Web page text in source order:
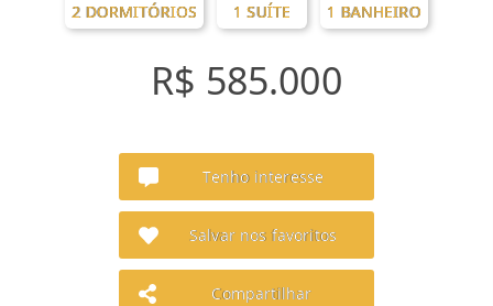
2 DORMITÓRIOS 1 SUÍTE 1 BANHEIRO
R$ 585.000
Tenho interesse
Salvar nos favoritos
Compartilhar